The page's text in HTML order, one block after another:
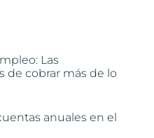
Las
de cobrar más de lo
anuales en el